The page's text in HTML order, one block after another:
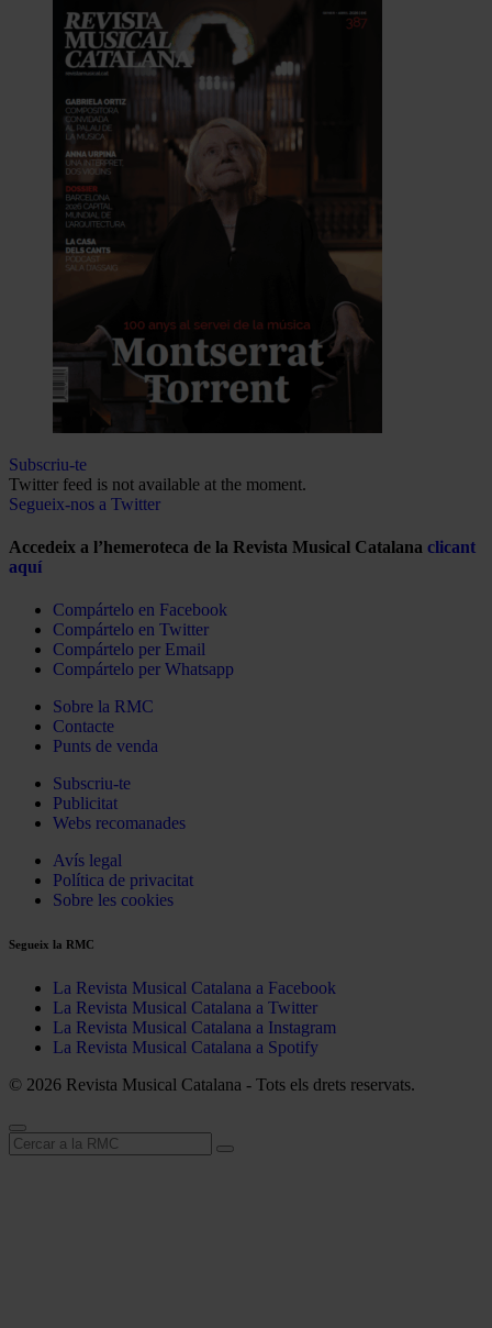
Subscriu-te
Twitter feed is not available at the moment.
Segueix-nos a Twitter
Accedeix a l’hemeroteca de la Revista Musical Catalana clicant
aquí
Compártelo en Facebook
Compártelo en Twitter
Compártelo per Email
Compártelo per Whatsapp
Sobre la RMC
Contacte
Punts de venda
Subscriu-te
Publicitat
Webs recomanades
Avís legal
Política de privacitat
Sobre les cookies
Segueix la RMC
La Revista Musical Catalana a Facebook
La Revista Musical Catalana a Twitter
La Revista Musical Catalana a Instagram
La Revista Musical Catalana a Spotify
© 2026 Revista Musical Catalana - Tots els drets reservats.
Cerca